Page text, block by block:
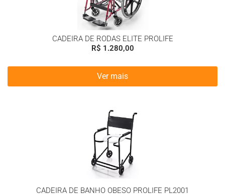
CADEIRA DE RODAS ELITE PROLIFE
R$ 1.280,00
Ver mais
CADEIRA DE BANHO OBESO PROLIFE PL2001